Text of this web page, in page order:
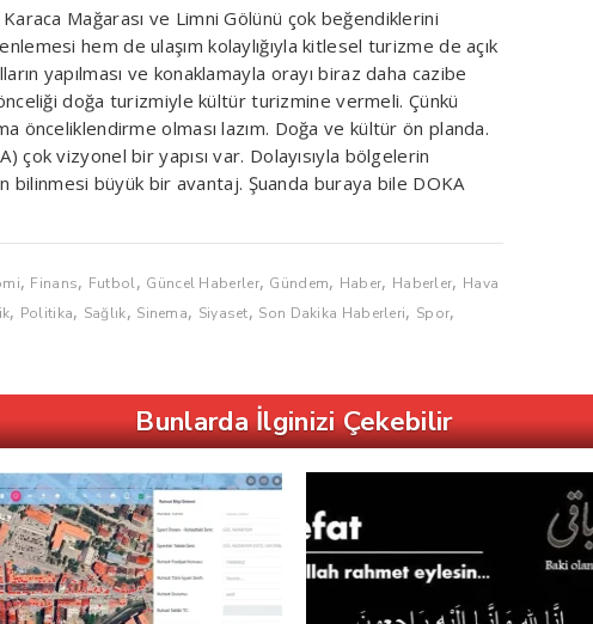
Mağarası ve Limni Gölünü çok beğendiklerini
hem de ulaşım kolaylığıyla kitlesel turizme de açık
yapılması ve konaklamayla orayı biraz daha cazibe
doğa turizmiyle kültür turizmine vermeli. Çünkü
önceliklendirme olması lazım. Doğa ve kültür ön planda.
çok vizyonel bir yapısı var. Dolayısıyla bölgelerin
bilinmesi büyük bir avantaj. Şuanda buraya bile DOKA
, Finans, Futbol, Güncel Haberler, Gündem, Haber, Haberler, Hava
, Politika, Sağlık, Sinema, Siyaset, Son Dakika Haberleri, Spor,
Bunlarda İlginizi Çekebilir